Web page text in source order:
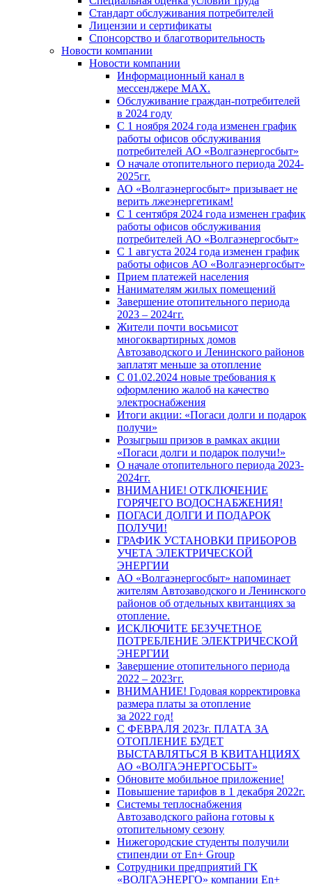
Стандарт обслуживания потребителей
Лицензии и сертификаты
Спонсорство и благотворительность
Новости компании
Новости компании
Информационный канал в
мессенджере MAX.
Обслуживание граждан-потребителей
в 2024 году
С 1 ноября 2024 года изменен график
работы офисов обслуживания
потребителей АО «Волгаэнергосбыт»
О начале отопительного периода 2024-
2025гг.
АО «Волгаэнергосбыт» призывает не
верить лжеэнергетикам!
С 1 сентября 2024 года изменен график
работы офисов обслуживания
потребителей АО «Волгаэнергосбыт»
С 1 августа 2024 года изменен график
работы офисов АО «Волгаэнергосбыт»
Прием платежей населения
Нанимателям жилых помещений
Завершение отопительного периода
2023 – 2024гг.
Жители почти восьмисот
многоквартирных домов
Автозаводского и Ленинского районов
заплатят меньше за отопление
С 01.02.2024 новые требования к
оформлению жалоб на качество
электроснабжения
Итоги акции: «Погаси долги и подарок
получи»
Розыгрыш призов в рамках акции
«Погаси долги и подарок получи!»
О начале отопительного периода 2023-
2024гг.
ВНИМАНИЕ! ОТКЛЮЧЕНИЕ
ГОРЯЧЕГО ВОДОСНАБЖЕНИЯ!
ПОГАСИ ДОЛГИ И ПОДАРОК
ПОЛУЧИ!
ГРАФИК УСТАНОВКИ ПРИБОРОВ
УЧЕТА ЭЛЕКТРИЧЕСКОЙ
ЭНЕРГИИ
АО «Волгаэнергосбыт» напоминает
жителям Автозаводского и Ленинского
районов об отдельных квитанциях за
отопление.
ИСКЛЮЧИТЕ БЕЗУЧЕТНОЕ
ПОТРЕБЛЕНИЕ ЭЛЕКТРИЧЕСКОЙ
ЭНЕРГИИ
Завершение отопительного периода
2022 – 2023гг.
ВНИМАНИЕ! Годовая корректировка
размера платы за отопление
за 2022 год!
С ФЕВРАЛЯ 2023г. ПЛАТА ЗА
ОТОПЛЕНИЕ БУДЕТ
ВЫСТАВЛЯТЬСЯ В КВИТАНЦИЯХ
АО «ВОЛГАЭНЕРГОСБЫТ»
Обновите мобильное приложение!
Повышение тарифов в 1 декабря 2022г.
Системы теплоснабжения
Автозаводского района готовы к
отопительному сезону
Нижегородские студенты получили
стипендии от En+ Group
Сотрудники предприятий ГК
«ВОЛГАЭНЕРГО» компании En+